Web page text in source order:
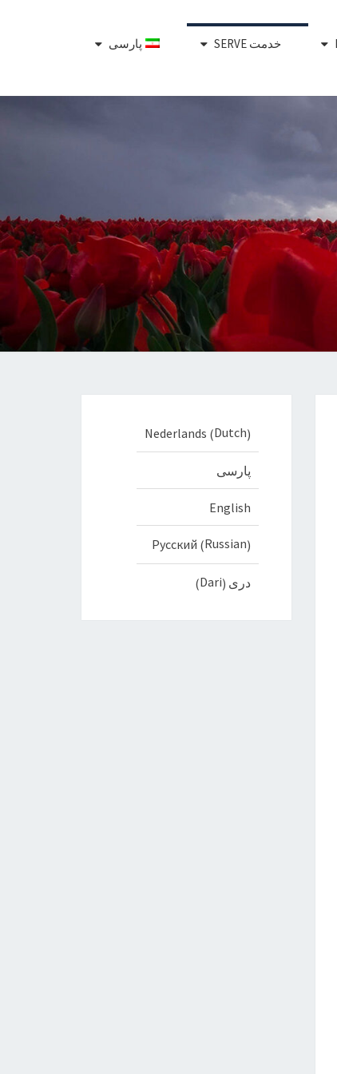
خدمت SERVE پارسی
Nederlands (Dutch)
پارسی
English
Русский (Russian)
دری (
Dari
)